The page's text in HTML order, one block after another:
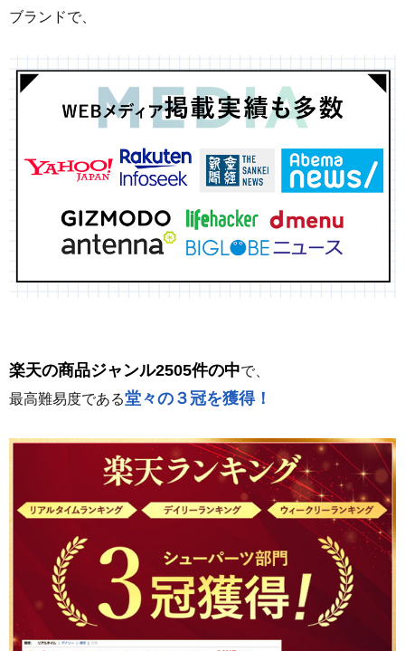
ブランドで、
楽天の商品ジャンル2505件の中で、
最高難易度である堂々の３冠を獲得！